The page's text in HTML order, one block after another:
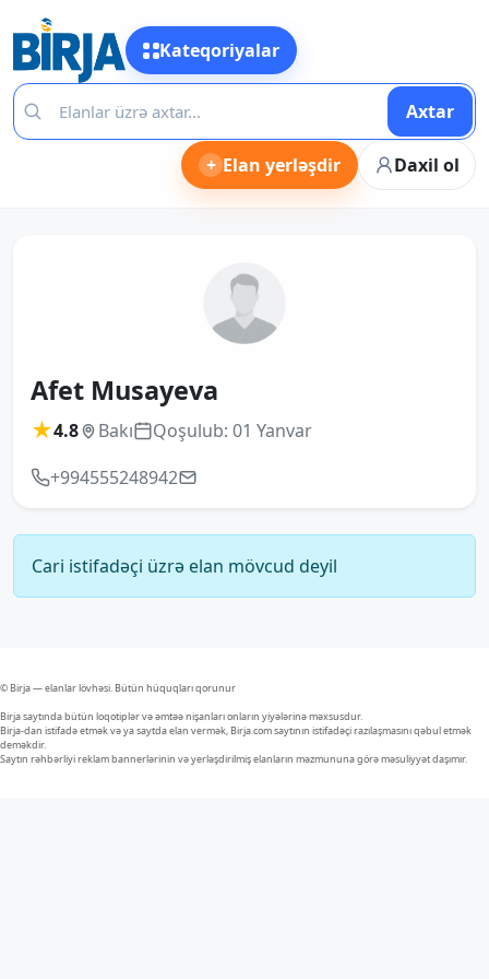
Kateqoriyalar
Axtar
+ Elan yerləşdir Daxil ol
Afet Musayeva
★4.8 Bakı
Qoşulub: 01 Yanvar
+994555248942
Cari istifadəçi üzrə elan mövcud deyil
© Birja — elanlar lövhəsi. Bütün hüquqları qorunur
Birja saytında bütün loqotiplər və əmtəə nişanları onların yiyələrinə məxsusdur.
Birja-dan istifadə etmək və ya saytda elan vermək, Birja.com saytının istifadəçi razılaşmasını qəbul etmək
deməkdir.
Saytın rəhbərliyi reklam bannerlərinin və yerləşdirilmiş elanların məzmununa görə məsuliyyət daşımır.